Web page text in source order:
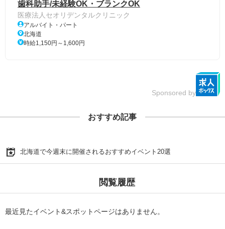
歯科助手/未経験OK・ブランクOK
医療法人セオリデンタルクリニック
アルバイト・パート
北海道
時給1,150円～1,600円
Sponsored by
おすすめ記事
北海道で今週末に開催されるおすすめイベント20選
閲覧履歴
最近見たイベント&スポットページはありません。